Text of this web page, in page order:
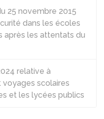
25 novembre 2015
dans les écoles
après les attentats du
relative à
voyages scolaires
et les lycées publics